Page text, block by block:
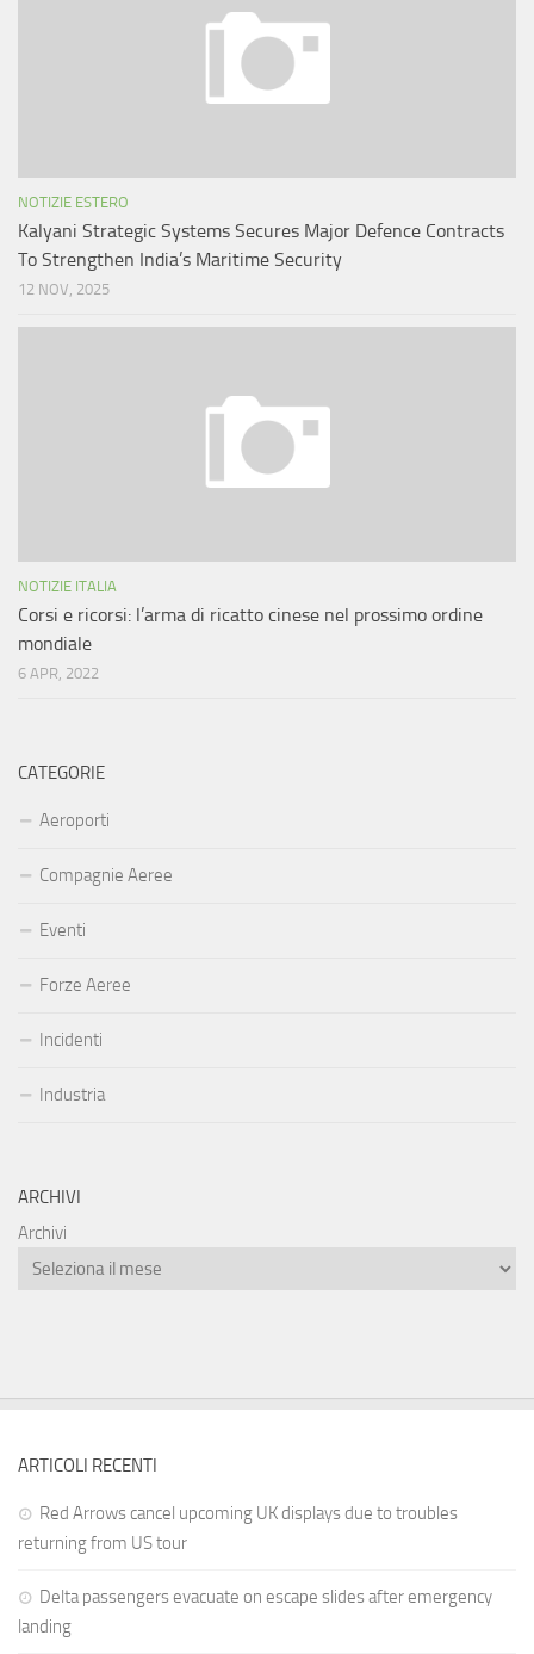
NOTIZIE ESTERO
Kalyani Strategic Systems Secures Major Defence Contracts
To Strengthen India’s Maritime Security
12 NOV, 2025
NOTIZIE ITALIA
Corsi e ricorsi: l’arma di ricatto cinese nel prossimo ordine
mondiale
6 APR, 2022
CATEGORIE
Aeroporti
Compagnie Aeree
Eventi
Forze Aeree
Incidenti
Industria
ARCHIVI
Archivi
ARTICOLI RECENTI
Red Arrows cancel upcoming UK displays due to troubles
returning from US tour
Delta passengers evacuate on escape slides after emergency
landing